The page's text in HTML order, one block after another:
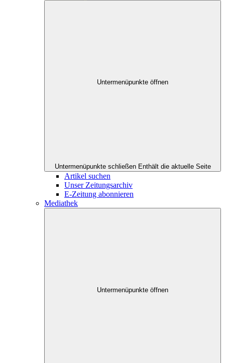
Untermenüpunkte öffnen
Untermenüpunkte schließen Enthält die aktuelle Seite
Artikel suchen
Unser Zeitungsarchiv
E-Zeitung abonnieren
Mediathek
Untermenüpunkte öffnen